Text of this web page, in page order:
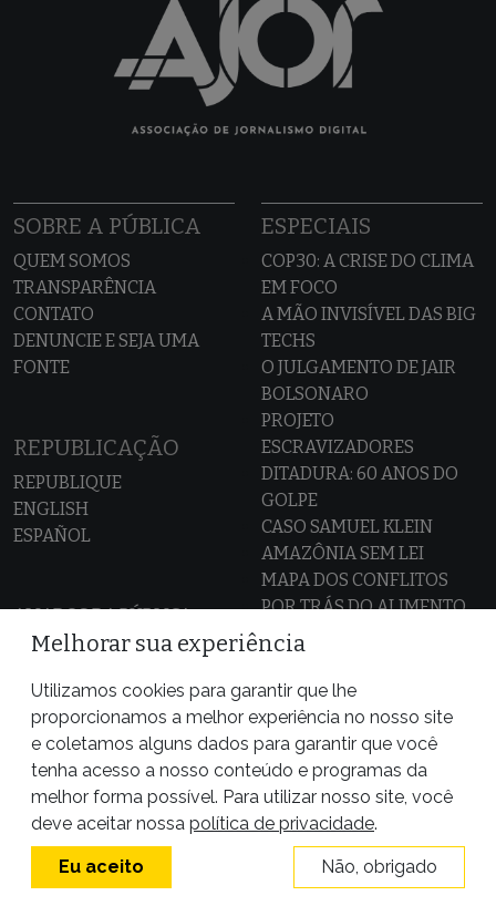
SOBRE A PÚBLICA
QUEM SOMOS
TRANSPARÊNCIA
CONTATO
DENUNCIE E SEJA UMA
FONTE
REPUBLICAÇÃO
REPUBLIQUE
ENGLISH
ESPAÑOL
ALIADOS DA PÚBLICA
ESPECIAIS
COP30: A CRISE DO CLIMA
EM FOCO
A MÃO INVISÍVEL DAS BIG
TECHS
O JULGAMENTO DE JAIR
BOLSONARO
PROJETO
ESCRAVIZADORES
DITADURA: 60 ANOS DO
GOLPE
CASO SAMUEL KLEIN
AMAZÔNIA SEM LEI
MAPA DOS CONFLITOS
POR TRÁS DO ALIMENTO
VAZA JATO
Melhorar sua experiência
Utilizamos cookies para garantir que lhe
proporcionamos a melhor experiência no nosso site
e coletamos alguns dados para garantir que você
tenha acesso a nosso conteúdo e programas da
melhor forma possível. Para utilizar nosso site, você
deve aceitar nossa política de privacidade.
Eu aceito Não, obrigado